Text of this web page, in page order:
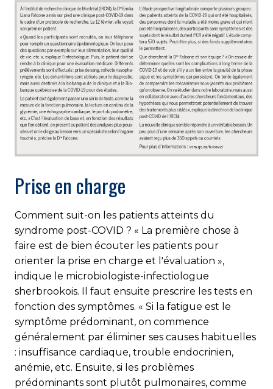
Prise en charge
Comment suit-on les patients atteints du
syndrome post-COVID ? « La première chose à
faire est de bien écouter les patients pour
orienter la prise en charge et l'évaluation »,
indique le microbiologiste-infectiologue
sherbrookois. Il faut ensuite prescrire les tests en
fonction des symptômes. « Si la fatigue est le
symptôme prédominant, on commence
généralement par éliminer ses causes habituelles
: insuffisance cardiaque, trouble endocrinien,
anémie, etc. Ensuite, si les problèmes
prédominants sont plutôt pulmonaires, comme